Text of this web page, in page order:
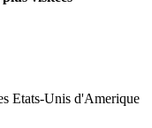
Etats-Unis d'Amerique